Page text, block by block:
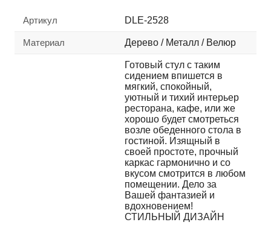
Артикул DLE-2528
Материал Дерево / Металл / Велюр
Готовый стул с таким
сидением впишется в
мягкий, спокойный,
уютный и тихий интерьер
ресторана, кафе, или же
хорошо будет смотреться
возле обеденного стола в
гостиной. Изящный в
своей простоте, прочный
каркас гармонично и со
вкусом смотрится в любом
помещении. Дело за
Вашей фантазией и
вдохновением!
СТИЛЬНЫЙ ДИЗАЙН